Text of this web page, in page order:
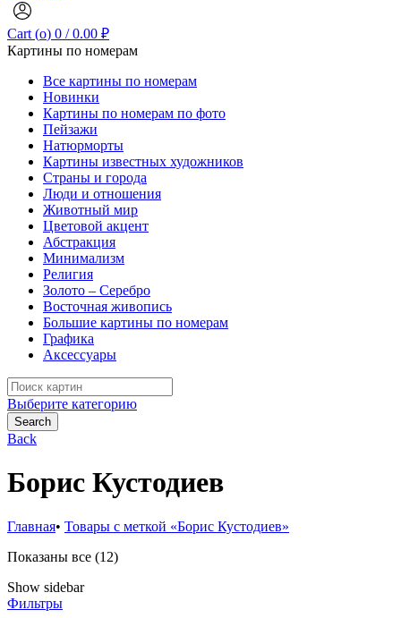
Cart (o) 0 / 0.00 ₽
Картины по номерам
Все картины по номерам
Новинки
Картины по номерам по фото
Пейзажи
Натюрморты
Картины известных художников
Страны и города
Люди и отношения
Животный мир
Цветовой акцент
Абстракция
Минимализм
Религия
Золото – Серебро
Восточная живопись
Большие картины по номерам
Графика
Аксессуары
Search
for:
Выберите категорию
Search
Back
Борис Кустодиев
Главная• Товары с меткой «Борис Кустодиев»
Показаны все (12)Сортировка:
Show sidebar
Фильтры